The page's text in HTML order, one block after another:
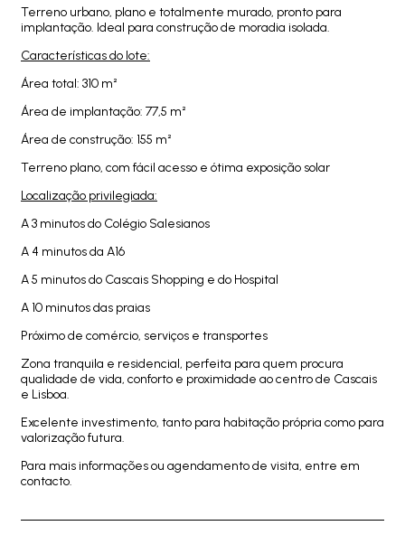
Terreno urbano, plano e totalmente murado, pronto para
implantação. Ideal para construção de moradia isolada.
Características do lote:
Área total: 310 m²
Área de implantação: 77,5 m²
Área de construção: 155 m²
Terreno plano, com fácil acesso e ótima exposição solar
Localização privilegiada:
A 3 minutos do Colégio Salesianos
A 4 minutos da A16
A 5 minutos do Cascais Shopping e do Hospital
A 10 minutos das praias
Próximo de comércio, serviços e transportes
Zona tranquila e residencial, perfeita para quem procura
qualidade de vida, conforto e proximidade ao centro de Cascais
e Lisboa.
Excelente investimento, tanto para habitação própria como para
valorização futura.
Para mais informações ou agendamento de visita, entre em
contacto.